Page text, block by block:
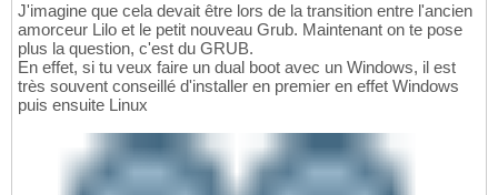
J'imagine que cela devait être lors de la transition entre l'ancien
amorceur Lilo et le petit nouveau Grub. Maintenant on te pose
plus la question, c'est du GRUB.
En effet, si tu veux faire un dual boot avec un Windows, il est
très souvent conseillé d'installer en premier en effet Windows
puis ensuite Linux